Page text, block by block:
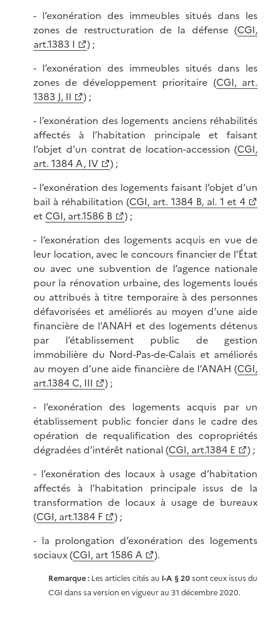
- l’exonération des immeubles situés dans les
zones de restructuration de la défense (CGI,
art.1383 I
) ;
- l’exonération des immeubles situés dans les
zones de développement prioritaire (CGI, art.
1383 J, II
) ;
- l’exonération des logements anciens réhabilités
affectés à l’habitation principale et faisant
l’objet d’un contrat de location-accession (CGI,
art. 1384 A, IV
) ;
- l’exonération des logements faisant l’objet d’un
bail à réhabilitation (CGI, art. 1384 B, al. 1 et 4
et CGI, art.1586 B
) ;
- l’exonération des logements acquis en vue de
leur location, avec le concours financier de l’État
ou avec une subvention de l’agence nationale
pour la rénovation urbaine, des logements loués
ou attribués à titre temporaire à des personnes
défavorisées et améliorés au moyen d’une aide
financière de l’ANAH et des logements détenus
par l’établissement public de gestion
immobilière du Nord-Pas-de-Calais et améliorés
au moyen d’une aide financière de l’ANAH (CGI,
art.1384 C, III
) ;
- l’exonération des logements acquis par un
établissement public foncier dans le cadre des
opération de requalification des copropriétés
dégradées d’intérêt national (CGI, art.1384 E
) ;
- l’exonération des locaux à usage d’habitation
affectés à l’habitation principale issus de la
transformation de locaux à usage de bureaux
(CGI, art.1384 F
) ;
- la prolongation d’exonération des logements
sociaux (CGI, art 1586 A ).
Remarque :Les articles cités au I-A § 20sont ceux issus du
CGI dans sa version en vigueur au 31 décembre 2020.